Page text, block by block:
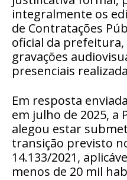
integralmente os
de Contratações
oficial da
gravações
presenciais
Em resposta
em julho de 2025, a
alegou estar
transição previsto
14.133/2021,
menos de 20 mil